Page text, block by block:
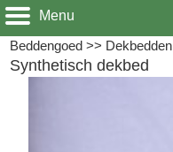
Menu
Beddengoed >> Dekbedden
Synthetisch dekbed